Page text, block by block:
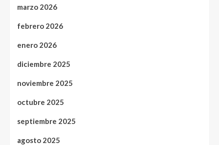
marzo 2026
febrero 2026
enero 2026
diciembre 2025
noviembre 2025
octubre 2025
septiembre 2025
agosto 2025